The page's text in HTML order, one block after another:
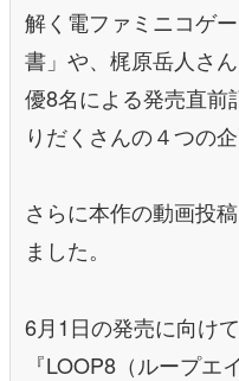
解く電ファミニコゲ
書」や、梶原岳人さ
優8名による発売直前
りだくさんの４つの
さらに本作の動画投
ました。
6月1日の発売に向け
『LOOP8（ループエ